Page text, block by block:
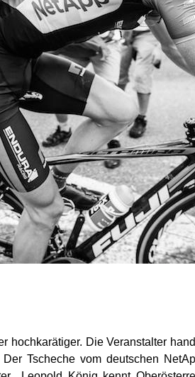
hochkarätiger. Die Veranstalter
Tscheche vom deutschen